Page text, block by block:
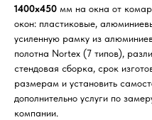
1400х450 мм на окна от
окон: пластиковые,
усиленную рамку из
полотна Nortex (7 типов),
стендовая сборка, срок
размерам и установить
дополнительно услуги по
компании.